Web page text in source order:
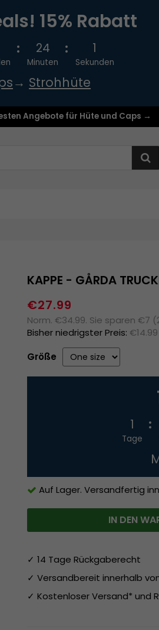
15% Rabatt
24
Minuten
1
Sekunden
→ Strohhüte
Angebote für Hüte und Caps →
KAPPE - GÅRDA
€27.99
Norm. €34.99. Sie sparen €7
Bisher niedrigster Preis: €14.99
Größe
1
Tage
Auf Lager. Versandfertig
IN DEN
✓ 14 Tage Rückgaberecht
✓ Versandbereit innerhalb
✓ Kostenloser Versand* und